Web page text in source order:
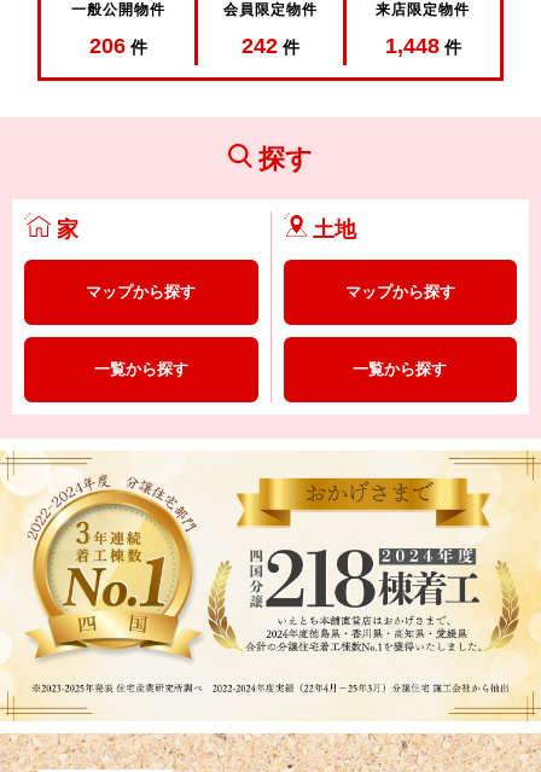
一般公開物件
206 件
会員限定物件
242 件
来店限定物件
1,448 件
探す
家
マップから探す
一覧から探す
土地
マップから探す
一覧から探す